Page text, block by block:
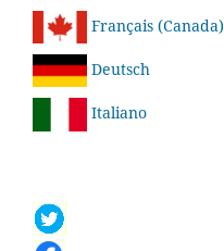
Français (Canada)
Deutsch
Italiano